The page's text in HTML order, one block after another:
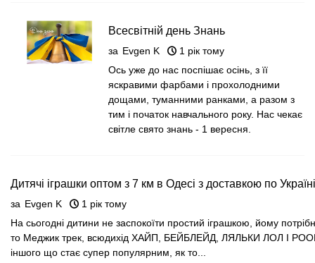
Всесвітній день Знань
за Evgen K
1 рік тому
Ось уже до нас поспішає осінь, з її
яскравими фарбами і прохолодними
дощами, туманними ранками, а разом з
тим і початок навчального року. Нас чекає
світле свято знань - 1 вересня.
Дитячі іграшки оптом з 7 км в Одесі з доставкою по Україні
за Evgen K
1 рік тому
На сьогодні дитини не заспокоїти простий іграшкою, йому
то Меджик трек, всюдихід ХАЙП, БЕЙБЛЕЙД, ЛЯЛЬКИ ЛОЛ І
іншого що стає супер популярним, як то...